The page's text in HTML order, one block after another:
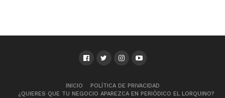
INICIO
POLÍTICA DE PRIVACIDAD
¿QUIERES QUE TU NEGOCIO APAREZCA EN PERIÓDICO EL LORQUINO?